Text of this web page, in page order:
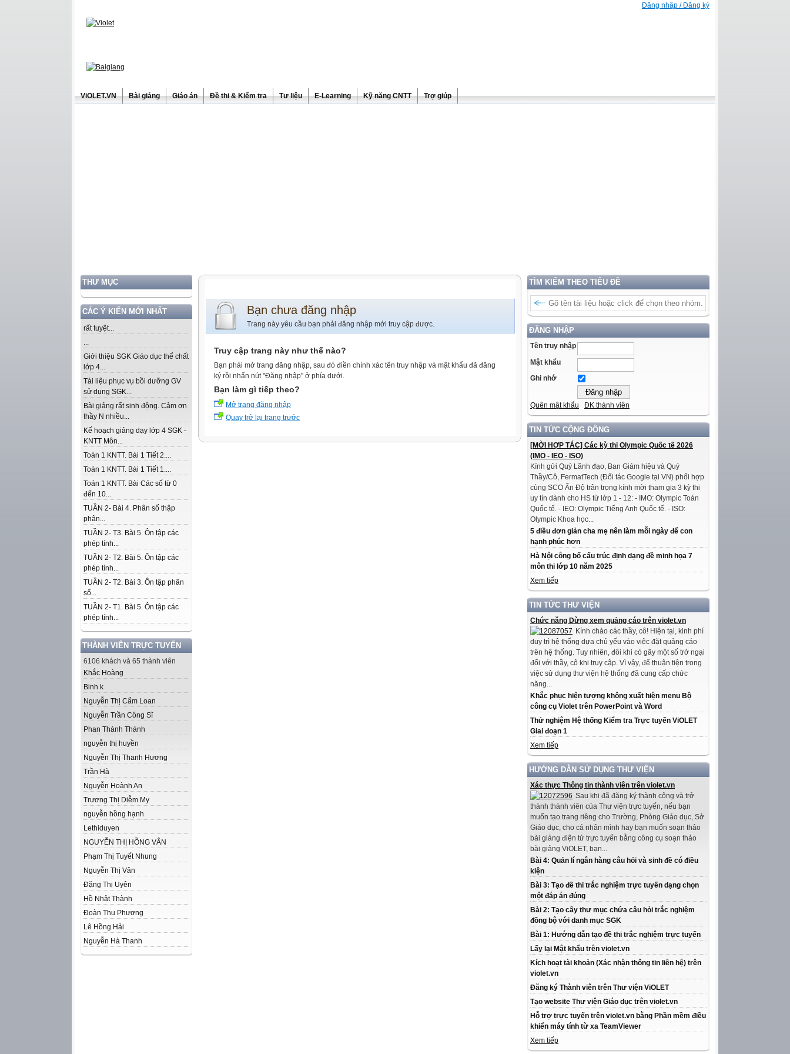
Đăng nhập / Đăng ký
ViOLET.VN Bài giảng Giáo án Đề thi & Kiểm tra Tư liệu E-Learning Kỹ năng CNTT Trợ giúp
THƯ MỤC
CÁC Ý KIẾN MỚI NHẤT
rất tuyệt...
...
Giới thiệu SGK Giáo dục thể chất
lớp 4...
Tài liệu phục vụ bồi dưỡng GV
sử dụng SGK...
Bài giảng rất sinh động. Cảm ơn
thầy N nhiều...
Kế hoạch giảng dạy lớp 4 SGK -
KNTT Môn...
Toán 1 KNTT. Bài 1 Tiết 2....
Toán 1 KNTT. Bài 1 Tiết 1....
Toán 1 KNTT. Bài Các số từ 0
đến 10...
TUẦN 2- Bài 4. Phân số thập
phân...
TUẦN 2- T3. Bài 5. Ôn tập các
phép tính...
TUẦN 2- T2. Bài 5. Ôn tập các
phép tính...
TUẦN 2- T2. Bài 3. Ôn tập phân
số...
TUẦN 2- T1. Bài 5. Ôn tập các
phép tính...
THÀNH VIÊN TRỰC TUYẾN
6106 khách và 65 thành viên
Khắc Hoàng
Binh k
Nguyễn Thị Cẩm Loan
Nguyễn Trần Công Sĩ
Phan Thành Thánh
nguyễn thị huyền
Nguyễn Thị Thanh Hương
Trần Hà
Nguyễn Hoành An
Trương Thị Diễm My
nguyễn hồng hạnh
Lethiduyen
NGUYỄN THỊ HỒNG VÂN
Phạm Thị Tuyết Nhung
Nguyễn Thị Vân
Đặng Thị Uyên
Hồ Nhật Thành
Đoàn Thu Phương
Lê Hồng Hải
Nguyễn Hà Thanh
TÌM KIẾM THEO TIÊU ĐỀ
ĐĂNG NHẬP
Tên truy nhập
Mật khẩu
Ghi nhớ
Quên mật khẩu ĐK thành viên
TIN TỨC CỘNG ĐỒNG
[MỜI HỢP TÁC] Các kỳ thi Olympic Quốc tế 2026
(IMO - IEO - ISO)
Kính gửi Quý Lãnh đạo, Ban Giám hiệu và Quý
Thầy/Cô, FermatTech (Đối tác Google tại VN) phối hợp
cùng SCO Ấn Độ trân trọng kính mời tham gia 3 kỳ thi
uy tín dành cho HS từ lớp 1 - 12: - IMO: Olympic Toán
Quốc tế. - IEO: Olympic Tiếng Anh Quốc tế. - ISO:
Olympic Khoa học...
5 điều đơn giản cha mẹ nên làm mỗi ngày để con
hạnh phúc hơn
Hà Nội công bố cấu trúc định dạng đề minh họa 7
môn thi lớp 10 năm 2025
Xem tiếp
TIN TỨC THƯ VIỆN
Chức năng Dừng xem quảng cáo trên violet.vn
Kính chào các thầy, cô! Hiện tại, kinh phí
duy trì hệ thống dựa chủ yếu vào việc đặt quảng cáo
trên hệ thống. Tuy nhiên, đôi khi có gây một số trở ngại
đối với thầy, cô khi truy cập. Vì vậy, để thuận tiện trong
việc sử dụng thư viện hệ thống đã cung cấp chức
năng...
Khắc phục hiện tượng không xuất hiện menu Bộ
công cụ Violet trên PowerPoint và Word
Thử nghiệm Hệ thống Kiểm tra Trực tuyến ViOLET
Giai đoạn 1
Xem tiếp
HƯỚNG DẪN SỬ DỤNG THƯ VIỆN
Xác thực Thông tin thành viên trên violet.vn
Sau khi đã đăng ký thành công và trở
thành thành viên của Thư viện trực tuyến, nếu bạn
muốn tạo trang riêng cho Trường, Phòng Giáo dục, Sở
Giáo dục, cho cá nhân mình hay bạn muốn soạn thảo
bài giảng điện tử trực tuyến bằng công cụ soạn thảo
bài giảng ViOLET, bạn...
Bài 4: Quản lí ngân hàng câu hỏi và sinh đề có điều
kiện
Bài 3: Tạo đề thi trắc nghiệm trực tuyến dạng chọn
một đáp án đúng
Bài 2: Tạo cây thư mục chứa câu hỏi trắc nghiệm
đồng bộ với danh mục SGK
Bài 1: Hướng dẫn tạo đề thi trắc nghiệm trực tuyến
Lấy lại Mật khẩu trên violet.vn
Kích hoạt tài khoản (Xác nhận thông tin liên hệ) trên
violet.vn
Đăng ký Thành viên trên Thư viện ViOLET
Tạo website Thư viện Giáo dục trên violet.vn
Hỗ trợ trực tuyến trên violet.vn bằng Phần mềm điều
khiển máy tính từ xa TeamViewer
Xem tiếp
Bạn chưa đăng nhập
Trang này yêu cầu bạn phải đăng nhập mới truy cập được.
Truy cập trang này như thế nào?
Bạn phải mở trang đăng nhập, sau đó điền chính xác tên truy nhập và mật khẩu đã đăng
ký rồi nhấn nút "Đăng nhập" ở phía dưới.
Bạn làm gì tiếp theo?
Mở trang đăng nhập
Quay trở lại trang trước